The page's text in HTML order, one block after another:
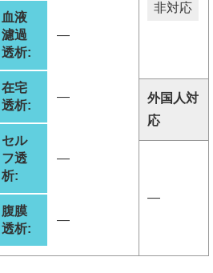
血液
濾過
透析:
―
在宅
透析:
―
セル
フ透
析:
―
腹膜
透析:
―
非対応
外国人対
応
―